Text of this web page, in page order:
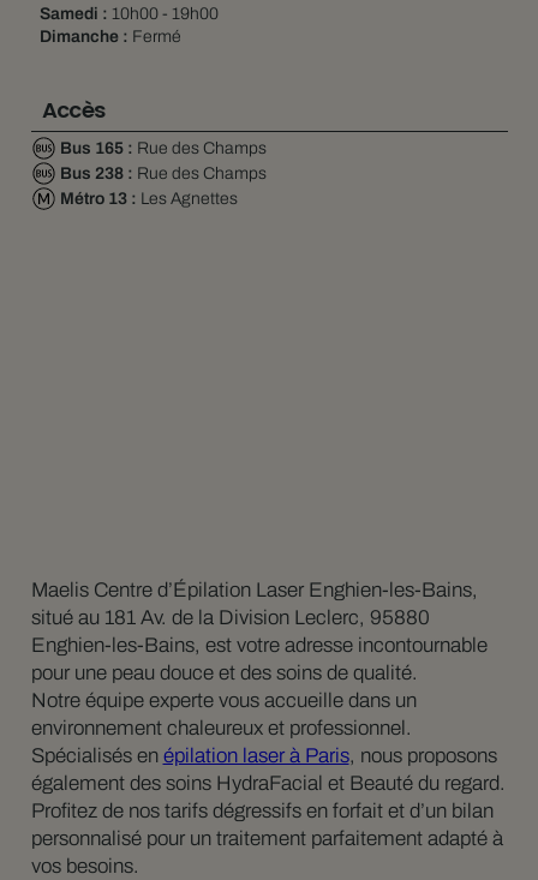
Samedi : 10h00 - 19h00
Dimanche : Fermé
Accès
Bus 165 : Rue des Champs
Bus 238 : Rue des Champs
Métro 13 : Les Agnettes
Maelis Centre d’Épilation Laser Enghien-les-Bains,
situé au 181 Av. de la Division Leclerc, 95880
Enghien-les-Bains, est votre adresse incontournable
pour une peau douce et des soins de qualité.
Notre équipe experte vous accueille dans un
environnement chaleureux et professionnel.
Spécialisés en épilation laser à Paris, nous proposons
également des soins HydraFacial et Beauté du regard.
Profitez de nos tarifs dégressifs en forfait et d’un bilan
personnalisé pour un traitement parfaitement adapté à
vos besoins.